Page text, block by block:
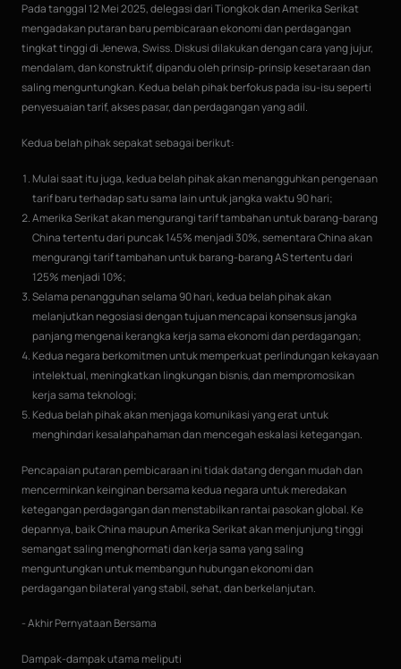
Pada tanggal 12 Mei 2025, delegasi dari Tiongkok dan Amerika Serikat
mengadakan putaran baru pembicaraan ekonomi dan perdagangan
tingkat tinggi di Jenewa, Swiss. Diskusi dilakukan dengan cara yang jujur,
mendalam, dan konstruktif, dipandu oleh prinsip-prinsip kesetaraan dan
saling menguntungkan. Kedua belah pihak berfokus pada isu-isu seperti
penyesuaian tarif, akses pasar, dan perdagangan yang adil.
Kedua belah pihak sepakat sebagai berikut:
Mulai saat itu juga, kedua belah pihak akan menangguhkan pengenaan
tarif baru terhadap satu sama lain untuk jangka waktu 90 hari;
Amerika Serikat akan mengurangi tarif tambahan untuk barang-barang
China tertentu dari puncak 145% menjadi 30%, sementara China akan
mengurangi tarif tambahan untuk barang-barang AS tertentu dari
125% menjadi 10%;
Selama penangguhan selama 90 hari, kedua belah pihak akan
melanjutkan negosiasi dengan tujuan mencapai konsensus jangka
panjang mengenai kerangka kerja sama ekonomi dan perdagangan;
Kedua negara berkomitmen untuk memperkuat perlindungan kekayaan
intelektual, meningkatkan lingkungan bisnis, dan mempromosikan
kerja sama teknologi;
Kedua belah pihak akan menjaga komunikasi yang erat untuk
menghindari kesalahpahaman dan mencegah eskalasi ketegangan.
Pencapaian putaran pembicaraan ini tidak datang dengan mudah dan
mencerminkan keinginan bersama kedua negara untuk meredakan
ketegangan perdagangan dan menstabilkan rantai pasokan global. Ke
depannya, baik China maupun Amerika Serikat akan menjunjung tinggi
semangat saling menghormati dan kerja sama yang saling
menguntungkan untuk membangun hubungan ekonomi dan
perdagangan bilateral yang stabil, sehat, dan berkelanjutan.
- Akhir Pernyataan Bersama
Dampak-dampak utama meliputi